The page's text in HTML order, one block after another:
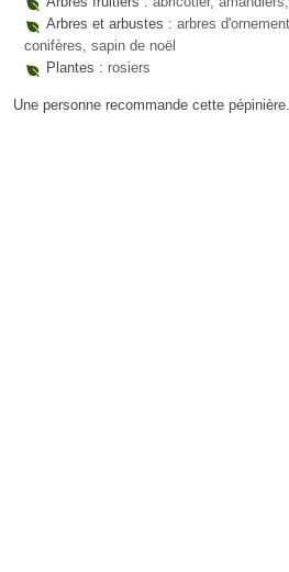
Arbres et arbustes : arbres
conifères, sapin de noël
Plantes : rosiers
Une personne recommande cette pépinière.